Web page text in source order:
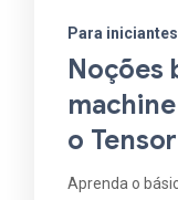
Para iniciantes
Noções
o
Aprenda o